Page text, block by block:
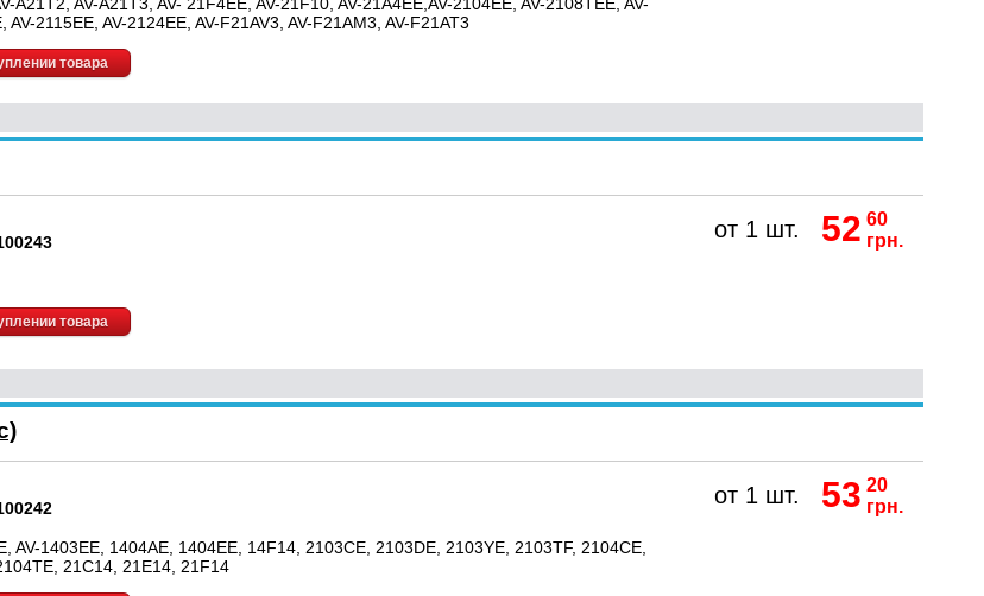
AV-2115EE, AV-2124EE, AV-F21AV3, AV-F21AM3, AV-F21AT3
товара
товара
от 1 шт. 52 60
грн.
AV-1403EE, 1404AE, 1404EE, 14F14, 2103CE, 2103DE, 2103YE, 2103TF, 2104CE,
21C14, 21E14, 21F14
от 1 шт. 53 20
грн.